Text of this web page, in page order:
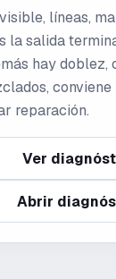
líneas,
la salida
hay doblez,
reparación.
Ver
Abrir